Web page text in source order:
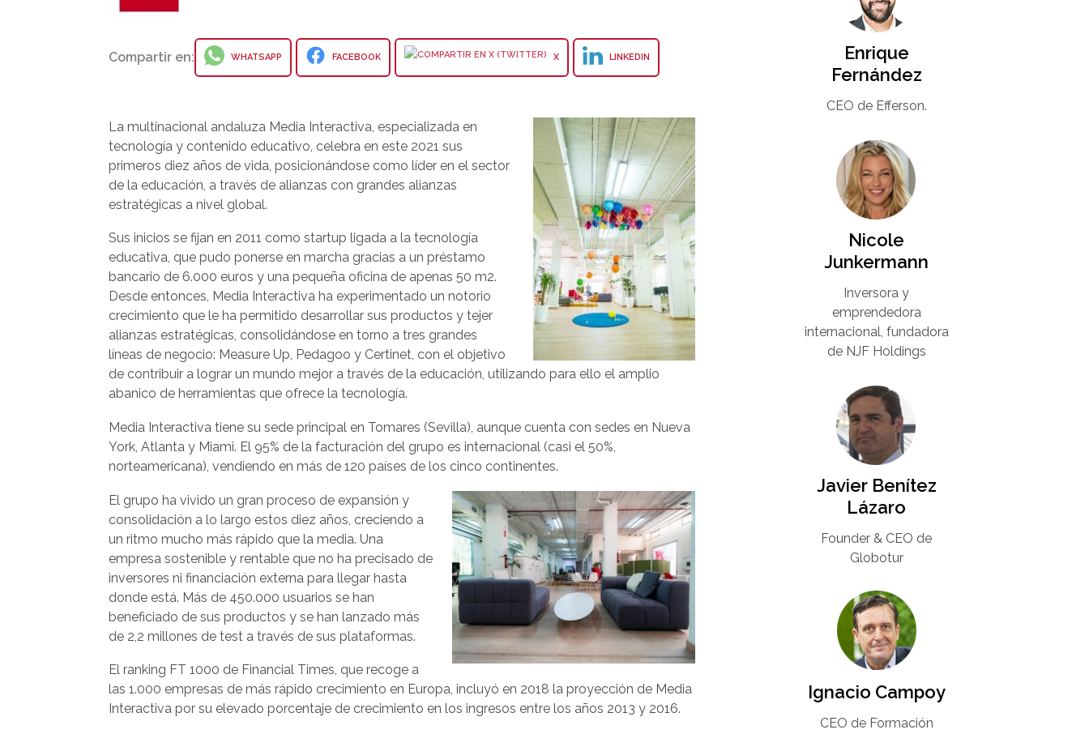
Compartir en: WHATSAPP FACEBOOK X LINKEDIN
La multinacional andaluza Media Interactiva, especializada en
tecnología y contenido educativo, celebra en este 2021 sus
primeros diez años de vida, posicionándose como líder en el sector
de la educación, a través de alianzas con grandes alianzas
estratégicas a nivel global.
Sus inicios se fijan en 2011 como startup ligada a la tecnología
educativa, que pudo ponerse en marcha gracias a un préstamo
bancario de 6.000 euros y una pequeña oficina de apenas 50 m2.
Desde entonces, Media Interactiva ha experimentado un notorio
crecimiento que le ha permitido desarrollar sus productos y tejer
alianzas estratégicas, consolidándose en torno a tres grandes
líneas de negocio: Measure Up, Pedagoo y Certinet, con el objetivo
de contribuir a lograr un mundo mejor a través de la educación, utilizando para ello el amplio
abanico de herramientas que ofrece la tecnología.
Media Interactiva tiene su sede principal en Tomares (Sevilla), aunque cuenta con sedes en Nueva
York, Atlanta y Miami. El 95% de la facturación del grupo es internacional (casi el 50%,
norteamericana), vendiendo en más de 120 países de los cinco continentes.
El grupo ha vivido un gran proceso de expansión y
consolidación a lo largo estos diez años, creciendo a
un ritmo mucho más rápido que la media. Una
empresa sostenible y rentable que no ha precisado de
inversores ni financiación externa para llegar hasta
donde está. Más de 450.000 usuarios se han
beneficiado de sus productos y se han lanzado más
de 2,2 millones de test a través de sus plataformas.
El ranking FT 1000 de Financial Times, que recoge a
las 1.000 empresas de más rápido crecimiento en Europa, incluyó en 2018 la proyección de Media
Interactiva por su elevado porcentaje de crecimiento en los ingresos entre los años 2013 y 2016.
Enrique
Fernández
CEO de Efferson.
Nicole
Junkermann​
Inversora y
emprendedora
internacional, fundadora
de NJF Holdings
Javier Benítez
Lázaro
Founder & CEO de
Globotur​
Ignacio Campoy​
CEO de Formación